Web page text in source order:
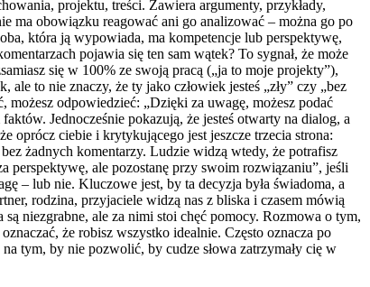
projektu, treści. Zawiera argumenty, przykłady,
ma obowiązku reagować ani go analizować – można go po
która ją wypowiada, ma kompetencje lub perspektywę,
pojawia się ten sam wątek? To sygnał, że może
się w 100% ze swoją pracą („ja to moje projekty”),
to nie znaczy, że ty jako człowiek jesteś „zły” czy „bez
odpowiedzieć: „Dzięki za uwagę, możesz podać
Jednocześnie pokazują, że jesteś otwarty na dialog, a
oprócz ciebie i krytykującego jest jeszcze trzecia strona:
żadnych komentarzy. Ludzie widzą wtedy, że potrafisz
perspektywę, ale pozostanę przy swoim rozwiązaniu”, jeśli
– lub nie. Kluczowe jest, by ta decyzja była świadoma, a
rodzina, przyjaciele widzą nas z bliska i czasem mówią
niezgrabne, ale za nimi stoi chęć pomocy. Rozmowa o tym,
że robisz wszystko idealnie. Często oznacza po
tym, by nie pozwolić, by cudze słowa zatrzymały cię w